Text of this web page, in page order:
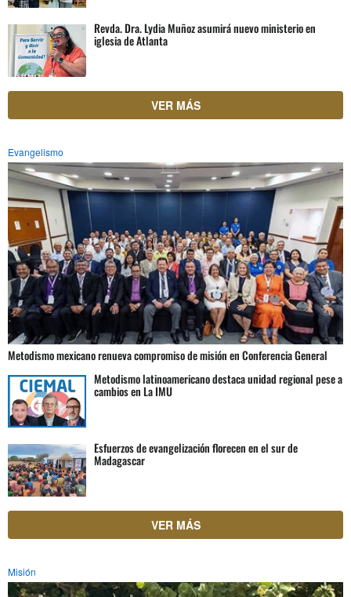
Revda. Dra. Lydia Muñoz asumirá nuevo ministerio en
iglesia de Atlanta
VER MÁS
Evangelismo
Metodismo mexicano renueva compromiso de misión en Conferencia General
Metodismo latinoamericano destaca unidad regional pese a
cambios en La IMU
Esfuerzos de evangelización florecen en el sur de
Madagascar
VER MÁS
Misión